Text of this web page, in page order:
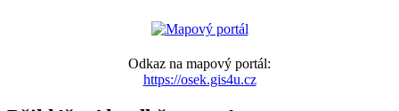
Odkaz na mapový portál:
https://osek.gis4u.cz